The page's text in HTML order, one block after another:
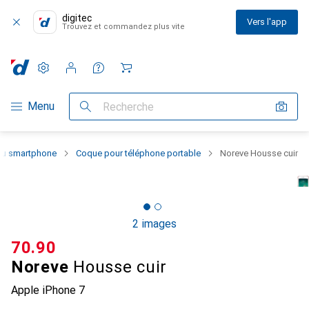
digitec
Trouvez et commandez plus vite Vers l'app
Navigation par catégorie
Menu Recherche
Paramètres
Compte client
Listes de comparaison
Listes d'envies
Panier
smartphone Coque pour téléphone portable Noreve Housse cuir
2 images
Noreve Housse cuir
Apple iPhone 7
CHF
70.90